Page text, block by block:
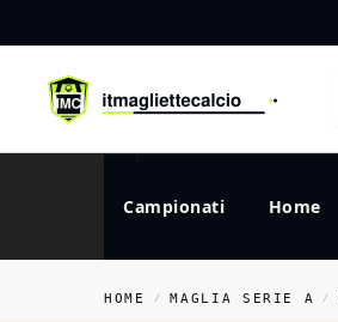
Campionati Home
HOME / MAGLIA SERIE A /